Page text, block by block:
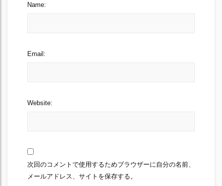
Name:
Email:
Website:
次回のコメントで使用するためブラウザーに自分の名前、
メールアドレス、サイトを保存する。